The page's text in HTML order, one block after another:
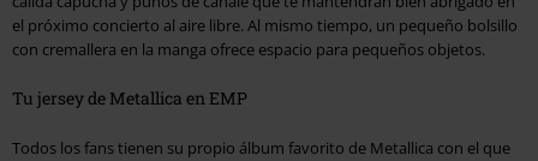
el próximo concierto al aire libre. Al mismo tiempo, un pequeño bolsillo
con cremallera en la manga ofrece espacio para pequeños objetos.
Tu jersey de Metallica en EMP
Todos los fans tienen su propio álbum favorito de Metallica con el que